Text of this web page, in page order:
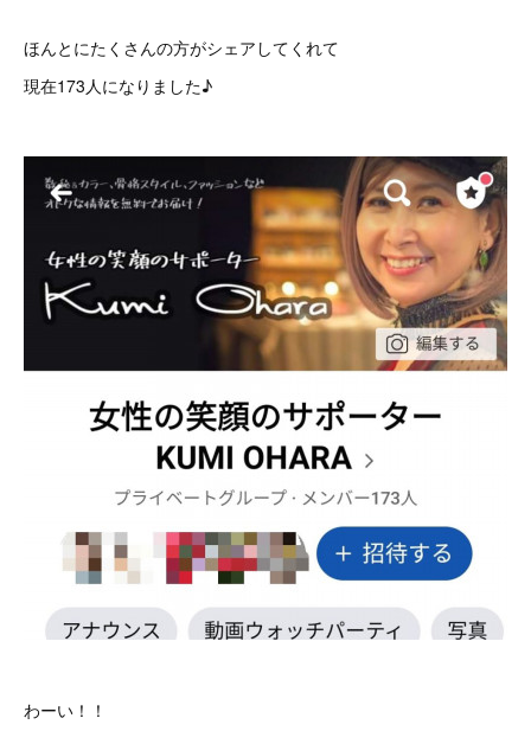
ほんとにたくさんの方がシェアしてくれて
現在173人になりました♪
わーい！！